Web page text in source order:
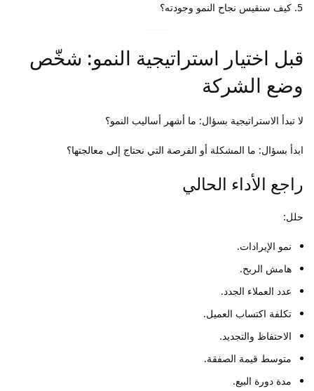
كيف سنقيس نجاح النمو وجودته؟
قبل اختيار استراتيجية النمو: شخّص
وضع الشركة
لا تبدأ الاستراتيجية بسؤال: ما أشهر أساليب النمو؟
ابدأ بسؤال: ما المشكلة أو الفرصة التي نحتاج إلى معالجتها؟
راجع الأداء الحالي
حلل:
نمو الإيرادات.
هامش الربح.
عدد العملاء الجدد.
تكلفة اكتساب العميل.
الاحتفاظ والتجديد.
متوسط قيمة الصفقة.
مدة دورة البيع.